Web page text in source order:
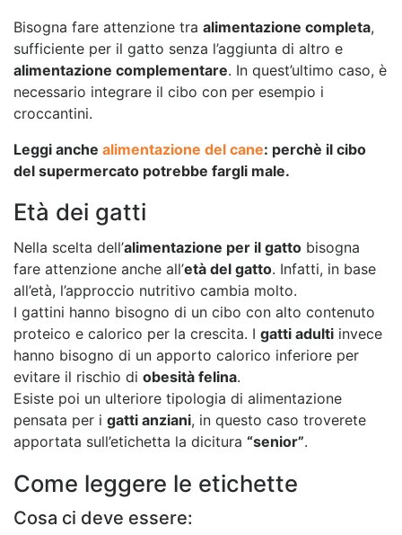
Bisogna fare attenzione tra alimentazione completa,
sufficiente per il gatto senza l’aggiunta di altro e
alimentazione complementare. In quest’ultimo caso, è
necessario integrare il cibo con per esempio i
croccantini.
Leggi anche alimentazione del cane: perchè il cibo
del supermercato potrebbe fargli male.
Età dei gatti
Nella scelta dell’alimentazione per il gatto bisogna
fare attenzione anche all’età del gatto. Infatti, in base
all’età, l’approccio nutritivo cambia molto.
I gattini hanno bisogno di un cibo con alto contenuto
proteico e calorico per la crescita. I gatti adulti invece
hanno bisogno di un apporto calorico inferiore per
evitare il rischio di obesità felina.
Esiste poi un ulteriore tipologia di alimentazione
pensata per i gatti anziani, in questo caso troverete
apportata sull’etichetta la dicitura “senior”.
Come leggere le etichette
Cosa ci deve essere: